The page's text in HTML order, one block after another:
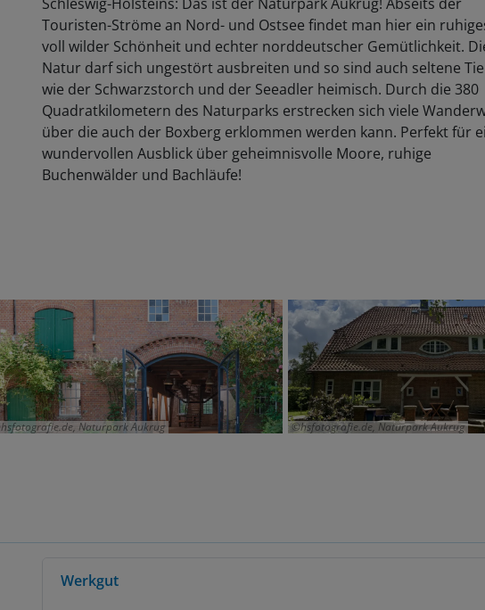
Touristen-Ströme an Nord- und Ostsee findet man hier ein
voll wilder Schönheit und echter norddeutscher Gemütlichkeit.
Natur darf sich ungestört ausbreiten und so sind auch seltene
wie der Schwarzstorch und der Seeadler heimisch. Durch die 380
Quadratkilometern des Naturparks erstrecken sich viele
über die auch der Boxberg erklommen werden kann. Perfekt für
wundervollen Ausblick über geheimnisvolle Moore, ruhige
Buchenwälder und Bachläufe!
hsfotografie.de, Naturpark Aukrug hsfotografie.de, Naturpark Aukrug
Werkgut